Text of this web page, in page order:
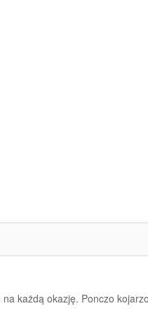
każdą okazję. Ponczo